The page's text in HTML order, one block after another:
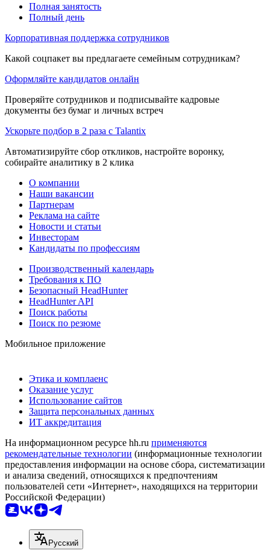
Полная занятость
Полный день
Корпоративная поддержка сотрудников
Какой соцпакет вы предлагаете семейным сотрудникам?
Оформляйте кандидатов онлайн
Проверяйте сотрудников и подписывайте кадровые
документы без бумаг и личных встреч
Ускорьте подбор в 2 раза с Talantix
Автоматизируйте сбор откликов, настройте воронку,
собирайте аналитику в 2 клика
О компании
Наши вакансии
Партнерам
Реклама на сайте
Новости и статьи
Инвесторам
Кандидаты по профессиям
Производственный календарь
Требования к ПО
Безопасный HeadHunter
HeadHunter API
Поиск работы
Поиск по резюме
Мобильное приложение
Этика и комплаенс
Оказание услуг
Использование сайтов
Защита персональных данных
ИТ аккредитация
На информационном ресурсе hh.ru применяются
рекомендательные технологии (информационные технологии
предоставления информации на основе сбора, систематизации
и анализа сведений, относящихся к предпочтениям
пользователей сети «Интернет», находящихся на территории
Российской Федерации)
Русский